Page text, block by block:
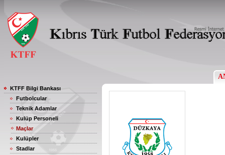
KTFF Bilgi Bankası
Futbolcular
Teknik Adamlar
Kulüp Personeli
Maçlar
Kulüpler
Stadlar